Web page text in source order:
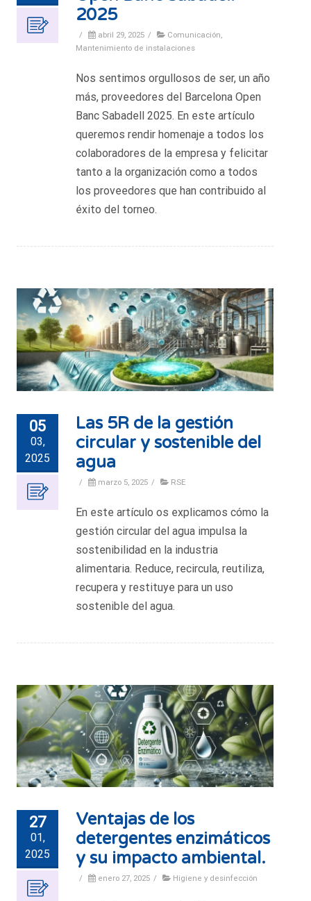
2025
/ abril 29, 2025 / Comunicación,
Mantenimiento de instalaciones
Nos sentimos orgullosos de ser, un año
más, proveedores del Barcelona Open
Banc Sabadell 2025. En este artículo
queremos rendir homenaje a todos los
colaboradores de la empresa y felicitar
tanto a la organización como a todos
los proveedores que han contribuido al
éxito del torneo.
05
03,
2025
Las 5R de la gestión
circular y sostenible del
agua
/ marzo 5, 2025 / RSE
En este artículo os explicamos cómo la
gestión circular del agua impulsa la
sostenibilidad en la industria
alimentaria. Reduce, recircula, reutiliza,
recupera y restituye para un uso
sostenible del agua.
27
01,
2025
Ventajas de los
detergentes enzimáticos
y su impacto ambiental.
/ enero 27, 2025 / Higiene y desinfección